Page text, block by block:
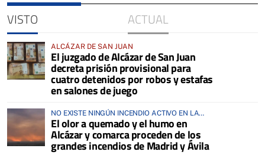
VISTO ACTUAL
ALCÁZAR DE SAN JUAN
El juzgado de Alcázar de San Juan
decreta prisión provisional para
cuatro detenidos por robos y estafas
en salones de juego
NO EXISTE NINGÚN INCENDIO ACTIVO EN LA
COMARCA
El olor a quemado y el humo en
Alcázar y comarca proceden de los
grandes incendios de Madrid y Ávila